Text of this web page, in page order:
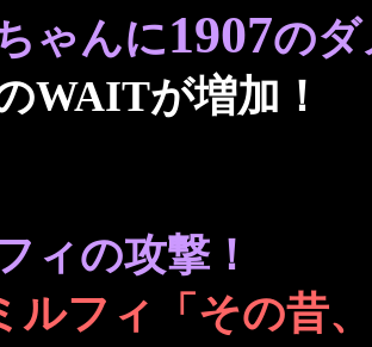
ゃんに1907のダ
WAITが増加！
ィの攻撃！
ルフィ「その昔